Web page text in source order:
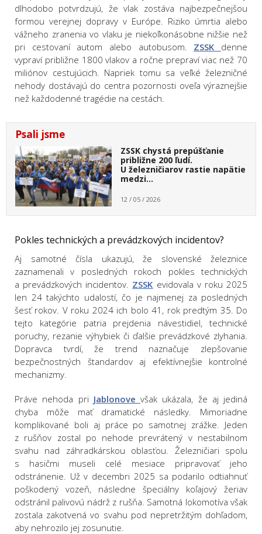
dlhodobo potvrdzujú, že vlak zostáva najbezpečnejšou
formou verejnej dopravy v Európe. Riziko úmrtia alebo
vážneho zranenia vo vlaku je niekoľkonásobne nižšie než
pri cestovaní autom alebo autobusom. ZSSK denne
vypraví približne 1800 vlakov a ročne prepraví viac než 70
miliónov cestujúcich. Napriek tomu sa veľké železničné
nehody dostávajú do centra pozornosti oveľa výraznejšie
než každodenné tragédie na cestách.
Psali jsme
ZSSK chystá prepúšťanie
približne 200 ľudí.
U železničiarov rastie napätie
medzi…
12 / 05 / 2026
Pokles technických a prevádzkových incidentov?
Aj samotné čísla ukazujú, že slovenské železnice
zaznamenali v posledných rokoch pokles technických
a prevádzkových incidentov. ZSSK evidovala v roku 2025
len 24 takýchto udalostí, čo je najmenej za posledných
šesť rokov. V roku 2024 ich bolo 41, rok predtým 35. Do
tejto kategórie patria prejdenia návestidiel, technické
poruchy, rezanie výhybiek či ďalšie prevádzkové zlyhania.
Dopravca tvrdí, že trend naznačuje zlepšovanie
bezpečnostných štandardov aj efektívnejšie kontrolné
mechanizmy.
Práve nehoda pri Jablonove však ukázala, že aj jediná
chyba môže mať dramatické následky. Mimoriadne
komplikované boli aj práce po samotnej zrážke. Jeden
z rušňov zostal po nehode prevrátený v nestabilnom
svahu nad záhradkárskou oblasťou. Železničiari spolu
s hasičmi museli celé mesiace pripravovať jeho
odstránenie. Už v decembri 2025 sa podarilo odtiahnuť
poškodený vozeň, následne špeciálny koľajový žeriav
odstránil palivovú nádrž z rušňa. Samotná lokomotíva však
zostala zakotvená vo svahu pod nepretržitým dohľadom,
aby nehrozilo jej zosunutie.